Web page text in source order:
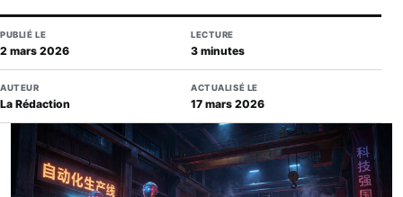
PUBLIÉ LE
2 mars 2026
LECTURE
3 minutes
AUTEUR
La Rédaction
ACTUALISÉ LE
17 mars 2026